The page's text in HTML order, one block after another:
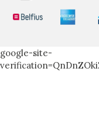
google-site-